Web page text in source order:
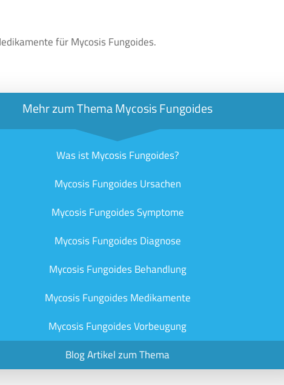
für Mycosis Fungoides.
Mehr zum Thema Mycosis Fungoides
Was ist Mycosis Fungoides?
Mycosis Fungoides Ursachen
Mycosis Fungoides Symptome
Mycosis Fungoides Diagnose
Mycosis Fungoides Behandlung
Mycosis Fungoides Medikamente
Mycosis Fungoides Vorbeugung
Blog Artikel zum Thema